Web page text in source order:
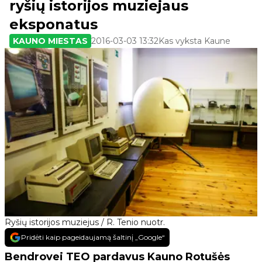
Ryšių istorijos muziejus / R. Tenio nuotr.
ryšių istorijos muziejaus
eksponatus
KAUNO MIESTAS 2016-03-03 13:32Kas vyksta Kaune
Pridėti kaip pageidaujamą šaltinį „Google“
Bendrovei TEO pardavus Kauno Rotušės